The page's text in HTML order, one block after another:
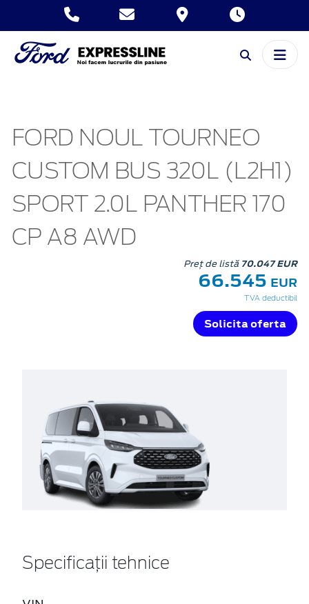
FORD NOUL TOURNEO
CUSTOM BUS 320L (L2H1)
SPORT 2.0L PANTHER 170
CP A8 AWD
Preț de listă 70.047 EUR
66.545 EUR
TVA deductibil
Solicita oferta
Specificații tehnice